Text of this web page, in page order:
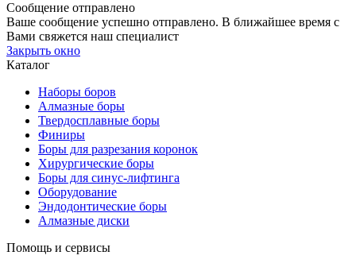
Сообщение отправлено
Ваше сообщение успешно отправлено. В ближайшее время с
Вами свяжется наш специалист
Закрыть окно
Каталог
Наборы боров
Алмазные боры
Твердосплавные боры
Финиры
Боры для разрезания коронок
Хирургические боры
Боры для синус-лифтинга
Оборудование
Эндодонтические боры
Алмазные диски
Помощь и сервисы